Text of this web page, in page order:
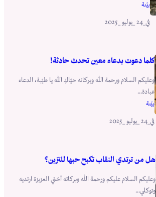
بيّنة
في_24 _يوليو _2025
كلما دعوت بدعاء معين تحدث حادثة!
وعليكم السلام ورحمة الله وبركاته حيّاكِ الله يا طيّبة، الدعاء
عبادة...
بيّنة
في_24 _يوليو _2025
هل من ترتدي النقاب تكبح حبها للتزين؟
وعليكم السلام عليكم ورحمة الله وبركاته أختي العزيزة ارتديه
وتوكلي...